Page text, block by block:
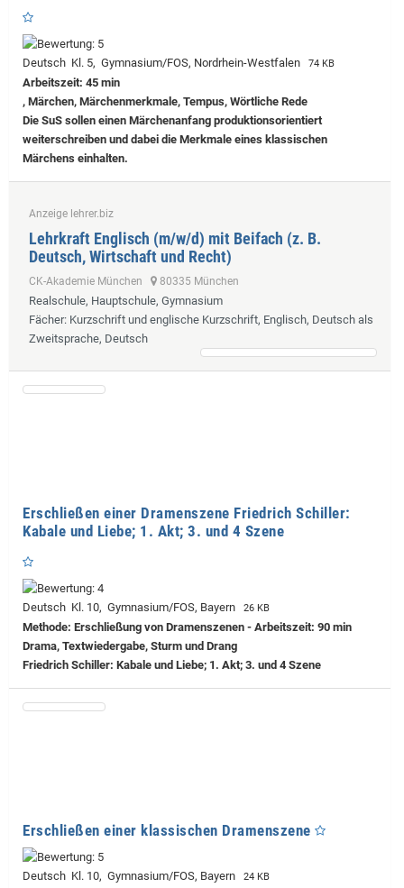
Deutsch Kl. 5, Gymnasium/FOS, Nordrhein-Westfalen 74 KB
Arbeitszeit: 45 min
, Märchen, Märchenmerkmale, Tempus, Wörtliche Rede
Die SuS sollen einen Märchenanfang produktionsorientiert
weiterschreiben und dabei die Merkmale eines klassischen
Märchens einhalten.
Anzeige lehrer.biz
Lehrkraft Englisch (m/w/d) mit Beifach (z. B.
Deutsch, Wirtschaft und Recht)
CK-Akademie München 80335 München
Realschule, Hauptschule, Gymnasium
Fächer: Kurzschrift und englische Kurzschrift, Englisch, Deutsch als
Zweitsprache, Deutsch
Erschließen einer Dramenszene Friedrich Schiller:
Kabale und Liebe; 1. Akt; 3. und 4 Szene
Deutsch Kl. 10, Gymnasium/FOS, Bayern 26 KB
Methode: Erschließung von Dramenszenen - Arbeitszeit: 90 min
Drama, Textwiedergabe, Sturm und Drang
Friedrich Schiller: Kabale und Liebe; 1. Akt; 3. und 4 Szene
Erschließen einer klassischen Dramenszene
Deutsch Kl. 10, Gymnasium/FOS, Bayern 24 KB